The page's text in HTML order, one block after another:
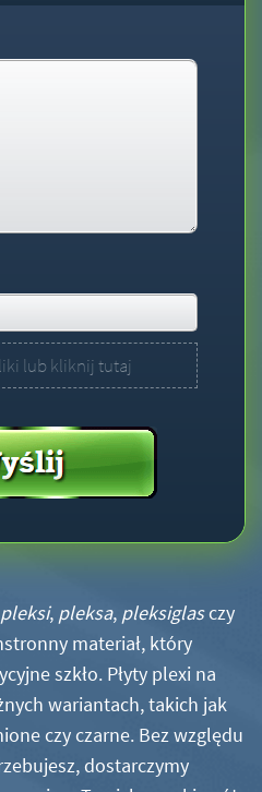
lub kliknij tutaj
pleksi, pleksa, pleksiglasczy
materiał, który
szkło. Płyty plexi na
wariantach, takich jak
czy czarne. Bez względu
dostarczymy